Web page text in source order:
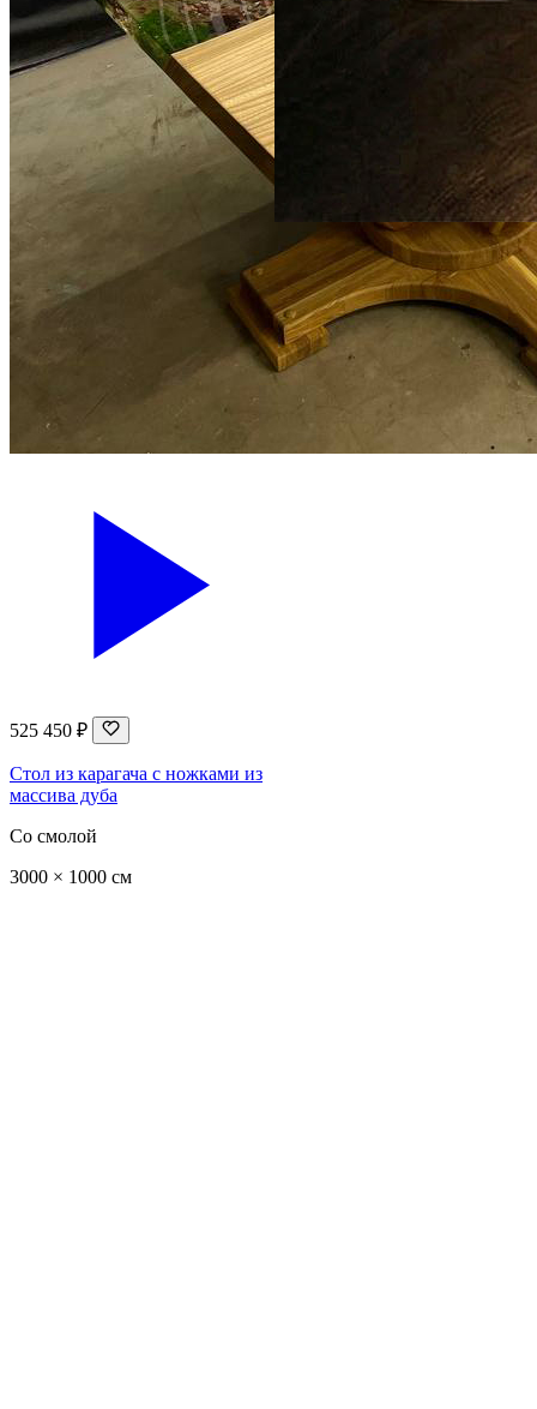
525 450 ₽
Стол из карагача с ножками из
массива дуба
Со смолой
3000 × 1000 см
527 000 ₽
Стол T0007 Покер (с
подсветкой)
2800 × 1100 см